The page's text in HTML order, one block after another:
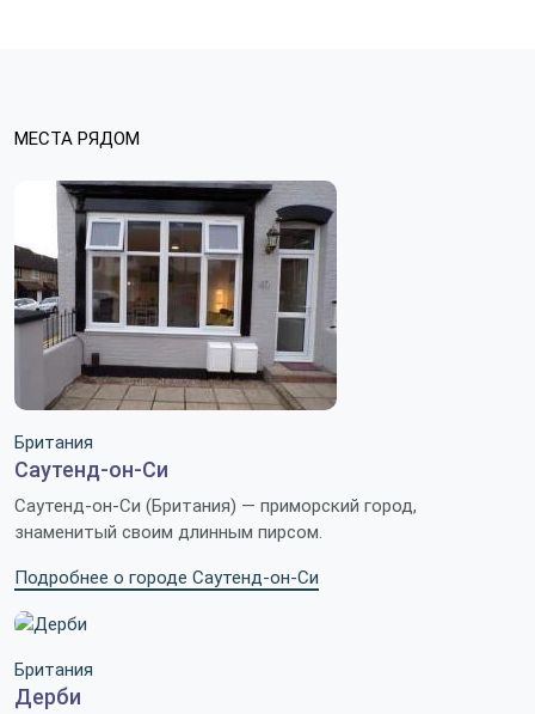
МЕСТА РЯДОМ
Британия
Саутенд-он-Си
Саутенд-он-Си (Британия) — приморский город,
знаменитый своим длинным пирсом.
Подробнее о городе Саутенд-он-Си
Британия
Дерби